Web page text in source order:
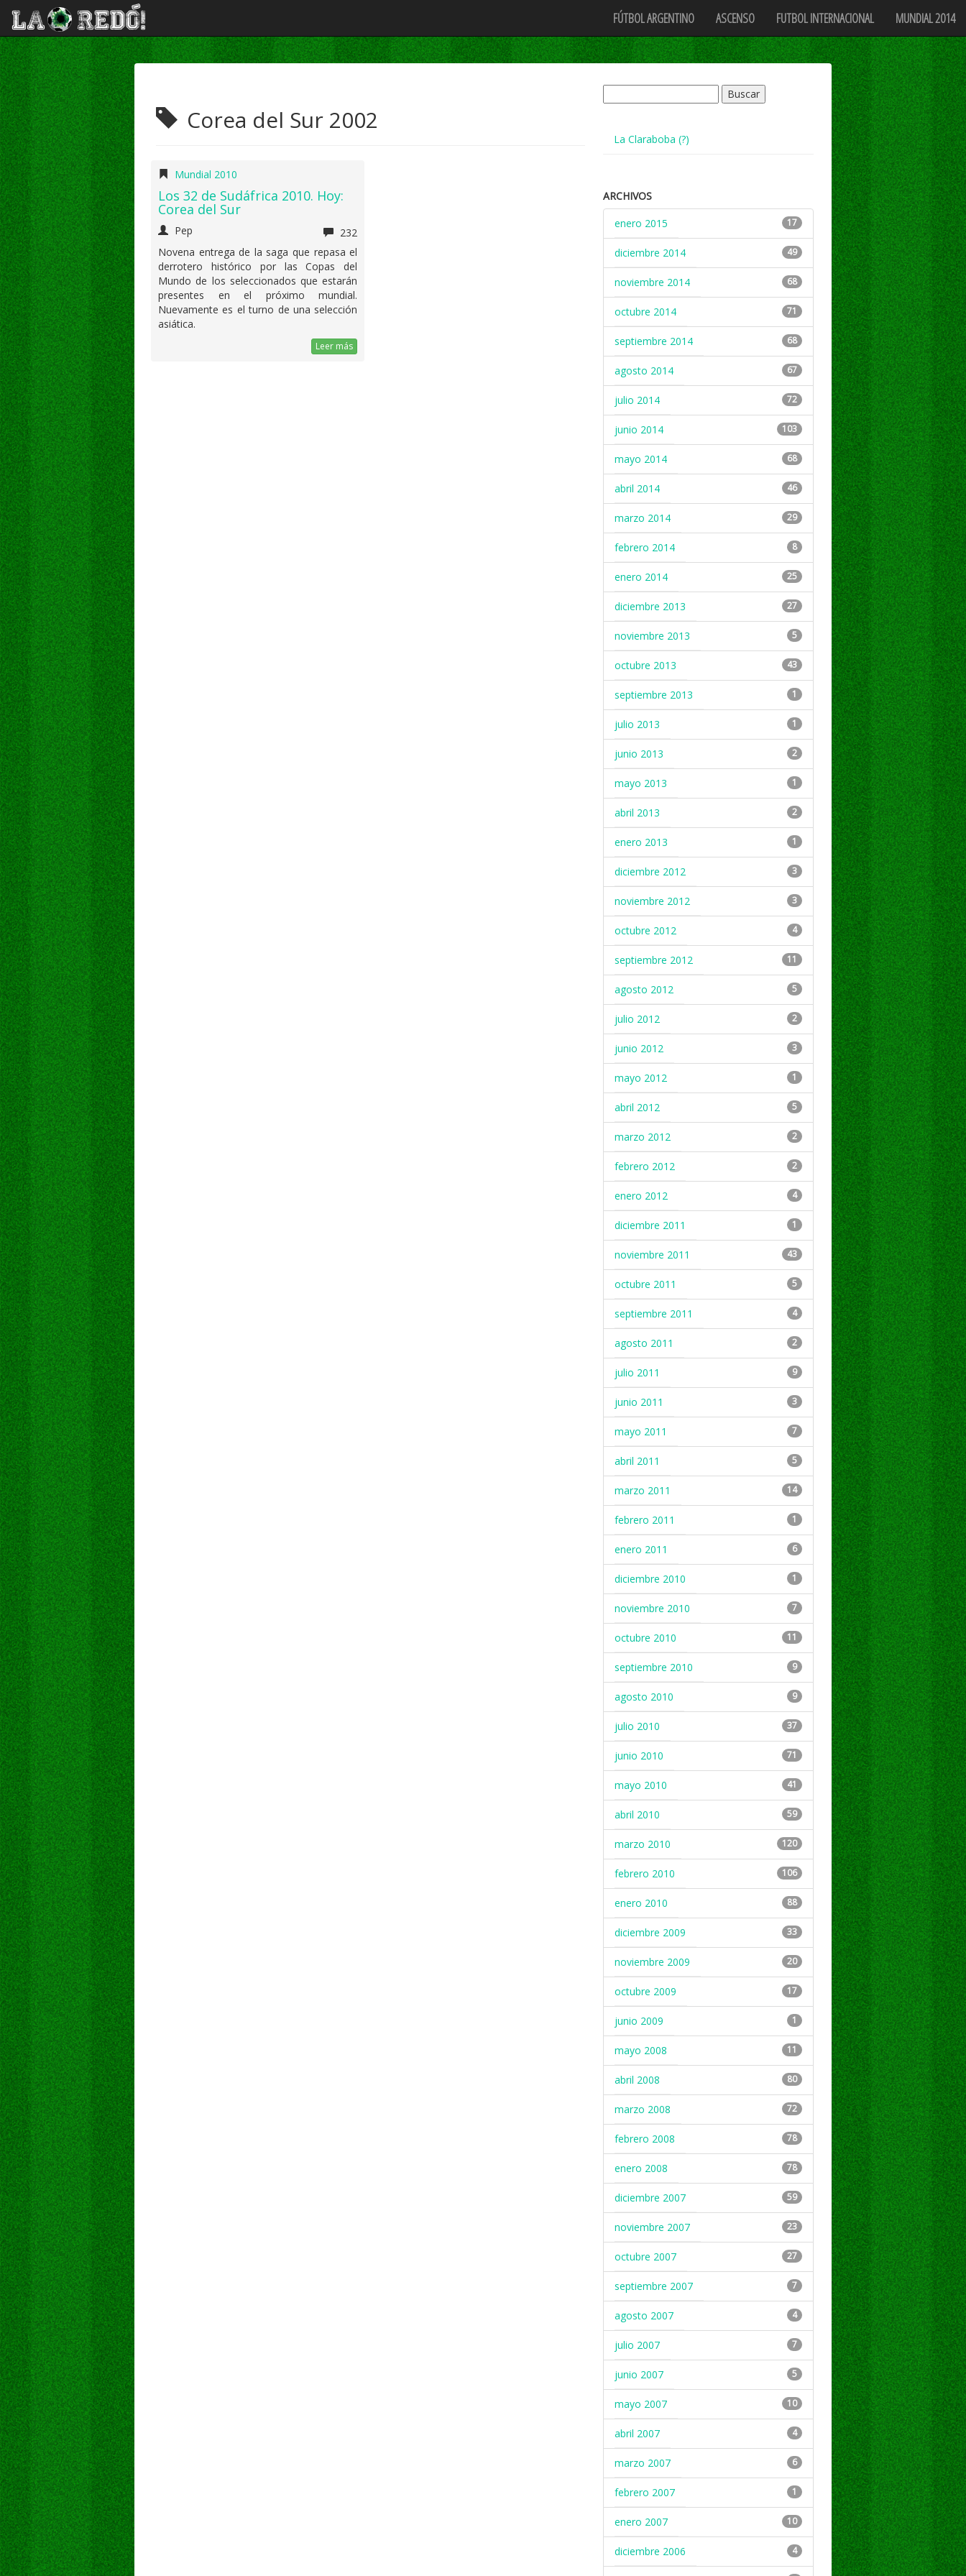
FÚTBOL ARGENTINO ASCENSO FUTBOL INTERNACIONAL MUNDIAL 2014
Corea del Sur 2002
Mundial 2010
Los 32 de Sudáfrica 2010. Hoy:
Corea del Sur
Pep
232
Novena entrega de la saga que repasa el
derrotero histórico por las Copas del
Mundo de los seleccionados que estarán
presentes en el próximo mundial.
Nuevamente es el turno de una selección
asiática.
Leer más
La Claraboba (?)
ARCHIVOS
enero 2015
17
diciembre 2014 49
noviembre 2014 68
octubre 2014 71
septiembre 2014 68
agosto 2014 67
julio 2014 72
junio 2014 103
mayo 2014 68
abril 2014 46
marzo 2014 29
febrero 2014 8
enero 2014 25
diciembre 2013 27
noviembre 2013 5
octubre 2013 43
septiembre 2013 1
julio 2013 1
junio 2013 2
mayo 2013 1
abril 2013 2
enero 2013 1
diciembre 2012 3
noviembre 2012 3
octubre 2012 4
septiembre 2012 11
agosto 2012 5
julio 2012 2
junio 2012 3
mayo 2012 1
abril 2012 5
marzo 2012 2
febrero 2012 2
enero 2012 4
diciembre 2011 1
noviembre 2011 43
octubre 2011 5
septiembre 2011 4
agosto 2011 2
julio 2011 9
junio 2011 3
mayo 2011 7
abril 2011 5
marzo 2011 14
febrero 2011 1
enero 2011 6
diciembre 2010 1
noviembre 2010 7
octubre 2010 11
septiembre 2010 9
agosto 2010 9
julio 2010 37
junio 2010 71
mayo 2010 41
abril 2010 59
marzo 2010 120
febrero 2010 106
enero 2010 88
diciembre 2009 33
noviembre 2009 20
octubre 2009 17
junio 2009 1
mayo 2008 11
abril 2008 80
marzo 2008 72
febrero 2008 78
enero 2008 78
diciembre 2007 59
noviembre 2007 23
octubre 2007 27
septiembre 2007 7
agosto 2007 4
julio 2007 7
junio 2007 5
mayo 2007 10
abril 2007 4
marzo 2007 6
febrero 2007 1
enero 2007 10
diciembre 2006 4